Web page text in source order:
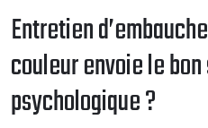
Entretien
couleur envoie le
psychologique ?